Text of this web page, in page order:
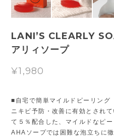
LANI’S CLEARLY
アリィソープ
¥1,980
■自宅で簡単マイルドピーリング
ニキビ予防・改善に有効とされ
て５％配合した、マイルドなピー
AHAソープでは困難な泡立ちに